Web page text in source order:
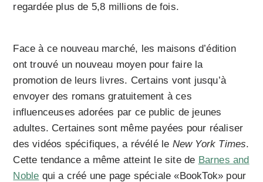
regardée plus de 5,8 millions de fois.
Face à ce nouveau marché, les maisons d’édition
ont trouvé un nouveau moyen pour faire la
promotion de leurs livres. Certains vont jusqu’à
envoyer des romans gratuitement à ces
influenceuses adorées par ce public de jeunes
adultes. Certaines sont même payées pour réaliser
des vidéos spécifiques, a révélé le New York Times.
Cette tendance a même atteint le site de Barnes and
Noble qui a créé une page spéciale «BookTok» pour